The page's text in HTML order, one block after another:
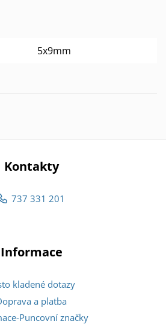
5x9mm
Kontakty
737 331 201
Informace
kladené dotazy
a platba
Puncovní značky